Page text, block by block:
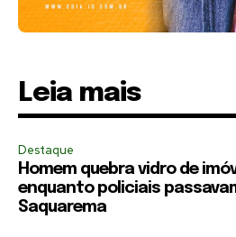
Leia mais
Destaque
Homem quebra vidro de
enquanto policiais
Saquarema